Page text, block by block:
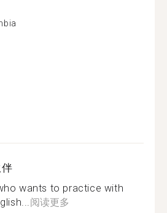
wants to practice with
阅读更多